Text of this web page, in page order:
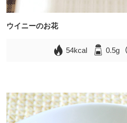
ウイニーのお花
54kcal 0.5g